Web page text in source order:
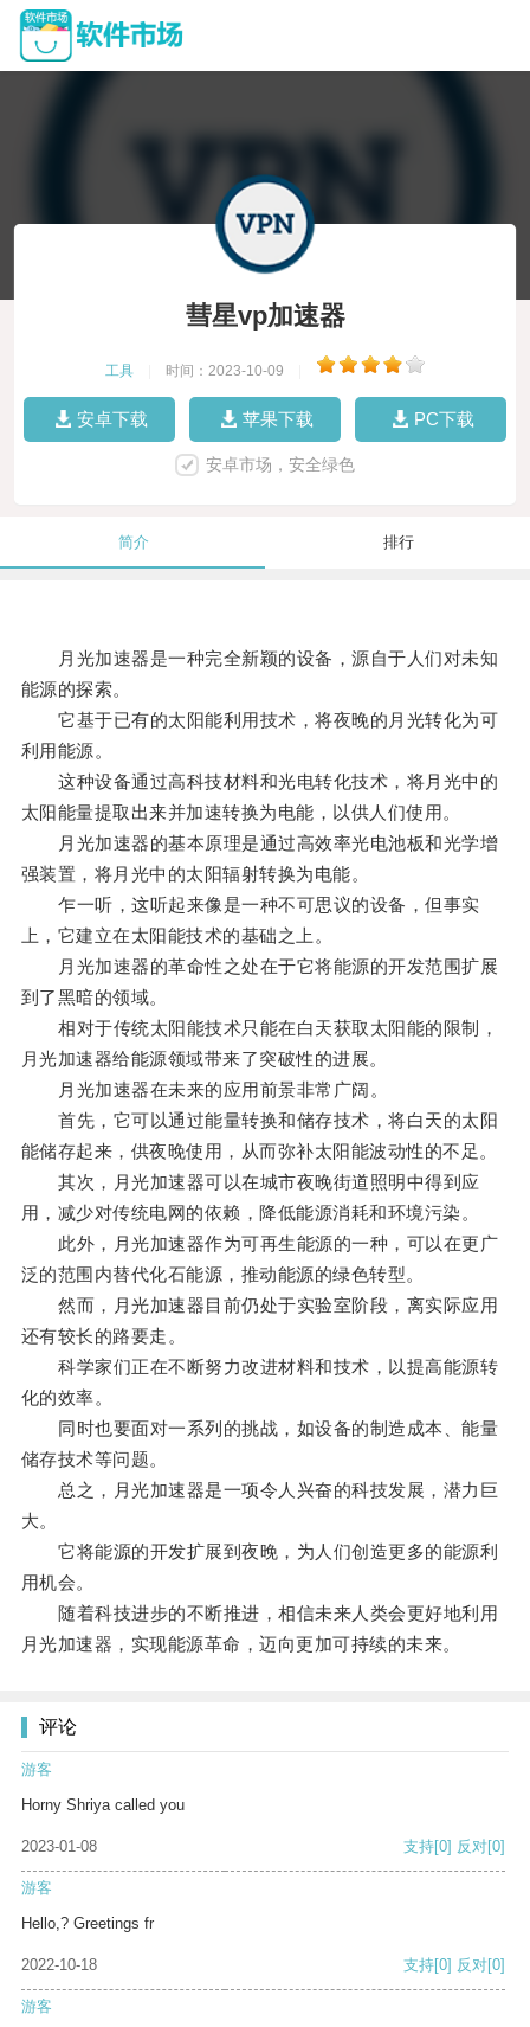
彗星vp加速器
工具 时间：2023-10-09
安卓下载 苹果下载 PC下载
安卓市场，安全绿色
简介 排行
月光加速器是一种完全新颖的设备，源自于人们对未知
能源的探索。
它基于已有的太阳能利用技术，将夜晚的月光转化为可
利用能源。
这种设备通过高科技材料和光电转化技术，将月光中的
太阳能量提取出来并加速转换为电能，以供人们使用。
月光加速器的基本原理是通过高效率光电池板和光学增
强装置，将月光中的太阳辐射转换为电能。
乍一听，这听起来像是一种不可思议的设备，但事实
上，它建立在太阳能技术的基础之上。
月光加速器的革命性之处在于它将能源的开发范围扩展
到了黑暗的领域。
相对于传统太阳能技术只能在白天获取太阳能的限制，
月光加速器给能源领域带来了突破性的进展。
月光加速器在未来的应用前景非常广阔。
首先，它可以通过能量转换和储存技术，将白天的太阳
能储存起来，供夜晚使用，从而弥补太阳能波动性的不足。
其次，月光加速器可以在城市夜晚街道照明中得到应
用，减少对传统电网的依赖，降低能源消耗和环境污染。
此外，月光加速器作为可再生能源的一种，可以在更广
泛的范围内替代化石能源，推动能源的绿色转型。
然而，月光加速器目前仍处于实验室阶段，离实际应用
还有较长的路要走。
科学家们正在不断努力改进材料和技术，以提高能源转
化的效率。
同时也要面对一系列的挑战，如设备的制造成本、能量
储存技术等问题。
总之，月光加速器是一项令人兴奋的科技发展，潜力巨
大。
它将能源的开发扩展到夜晚，为人们创造更多的能源利
用机会。
随着科技进步的不断推进，相信未来人类会更好地利用
月光加速器，实现能源革命，迈向更加可持续的未来。
评论
游客
Horny Shriya called you
2023-01-08 支持[0] 反对[0]
游客
Hello,? Greetings fr
2022-10-18 支持[0] 反对[0]
游客